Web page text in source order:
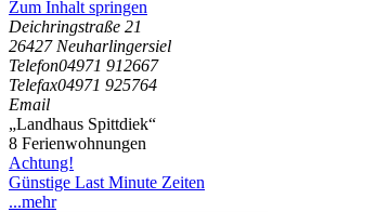
Zum Inhalt springen
Deichringstraße 21
26427 Neuharlingersiel
Telefon04971 912667
Telefax04971 925764
Email
„Landhaus Spittdiek“
8 Ferienwohnungen
Achtung!
Günstige Last Minute Zeiten
...mehr